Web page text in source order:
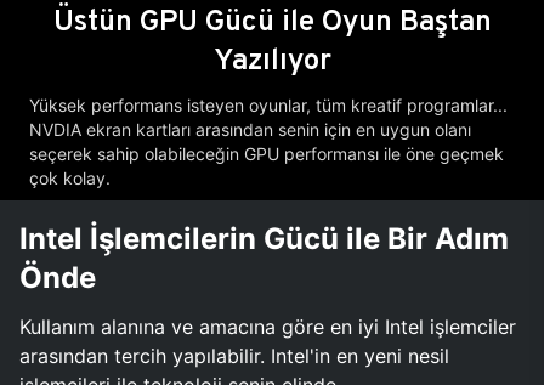
Üstün GPU Gücü ile Oyun Baştan
Yazılıyor
Yüksek performans isteyen oyunlar, tüm kreatif programlar...
NVDIA ekran kartları arasından senin için en uygun olanı
seçerek sahip olabileceğin GPU performansı ile öne geçmek
çok kolay.
Intel İşlemcilerin Gücü ile Bir Adım
Önde
Kullanım alanına ve amacına göre en iyi Intel işlemciler
arasından tercih yapılabilir. Intel'in en yeni nesil